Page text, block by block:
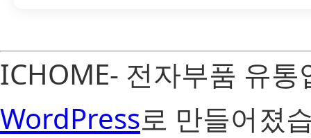
ICHOME- 전자부품 유
WordPress로 만들어졌